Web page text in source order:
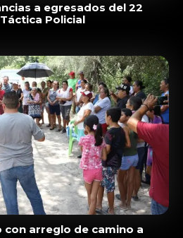
a egresados del 22
Policial
con arreglo de camino a